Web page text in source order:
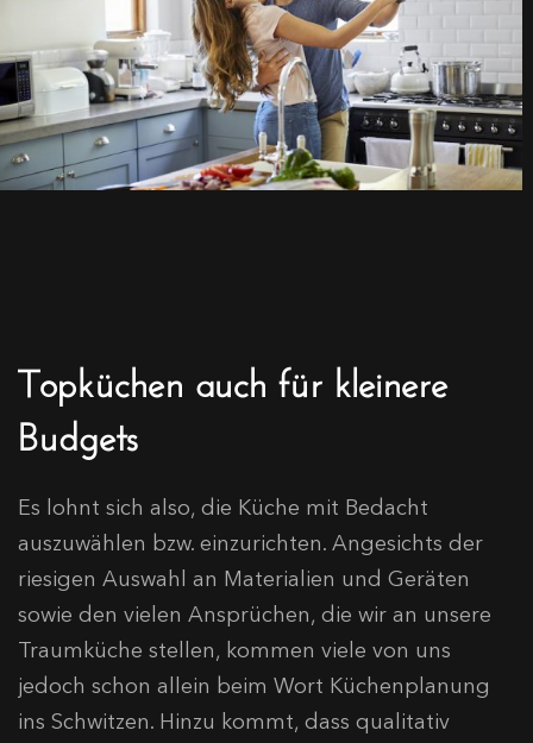
Topküchen auch für kleinere
Budgets
Es lohnt sich also, die Küche mit Bedacht
auszuwählen bzw. einzurichten. Angesichts der
riesigen Auswahl an Materialien und Geräten
sowie den vielen Ansprüchen, die wir an unsere
Traumküche stellen, kommen viele von uns
jedoch schon allein beim Wort Küchenplanung
ins Schwitzen. Hinzu kommt, dass qualitativ